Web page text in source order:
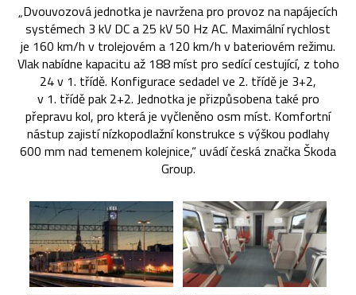
„Dvouvozová jednotka je navržena pro provoz na napájecích
systémech 3 kV DC a 25 kV 50 Hz AC. Maximální rychlost
je 160 km/h v trolejovém a 120 km/h v bateriovém režimu.
Vlak nabídne kapacitu až 188 míst pro sedící cestující, z toho
24 v 1. třídě. Konfigurace sedadel ve 2. třídě je 3+2,
v 1. třídě pak 2+2. Jednotka je přizpůsobena také pro
přepravu kol, pro která je vyčleněno osm míst. Komfortní
nástup zajistí nízkopodlažní konstrukce s výškou podlahy
600 mm nad temenem kolejnice,“ uvádí česká značka Škoda
Group.